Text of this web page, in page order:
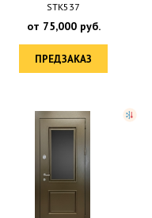
STK537
от 75,000руб.
ПРЕДЗАКАЗ